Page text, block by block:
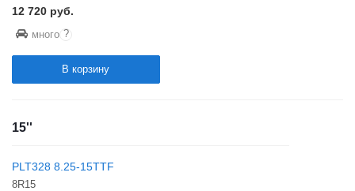
12 720 руб.
много ?
В корзину
15''
PLT328 8.25-15TTF
8R15